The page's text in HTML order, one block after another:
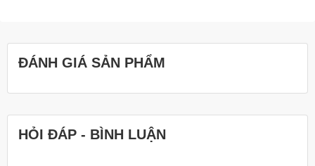
ĐÁNH GIÁ SẢN PHẨM
HỎI ĐÁP - BÌNH LUẬN